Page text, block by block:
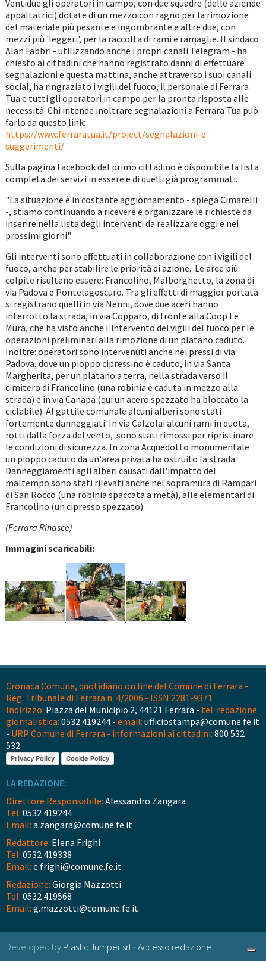
Ventidue gli operatori in campo, con due squadre (delle aziende
appaltatrici) dotate di un mezzo con ragno per la rimozione
del materiale più pesante e ingombrante e altre due, con
mezzi più 'leggeri', per la raccolta di rami e ramaglie. Il sindaco
Alan Fabbri - utilizzando anche i propri canali Telegram - ha
chiesto ai cittadini che hanno registrato danni di effettuare
segnalazioni e questa mattina, anche attraverso i suoi canali
social, ha ringraziato i vigili del fuoco, il personale di Ferrara
Tua e tutti gli operatori in campo per la pronta risposta alle
necessità. Chi intende inoltrare segnalazioni a Ferrara Tua può
farlo da questo link:
https://www.ferraratua.it/project/segnalazioni-e-
suggerimenti/
Sulla pagina Facebook del primo cittadino è disponibile la lista
completa dei servizi in essere e di quelli già programmati.
"La situazione è in costante aggiornamento - spiega Cimarelli
-, stiamo continuando a ricevere e organizzare le richieste da
inserire nella lista degli interventi da realizzare oggi e nei
prossimi giorni".
Gli interventi sono effettuati in collaborazione con i vigili del
fuoco, anche per stabilire le priorità di azione. Le aree più
colpite risultano essere: Francolino, Malborghetto, la zona di
via Padova e Pontelagoscuro. Tra gli effetti di maggior portata
si registrano quelli in via Nenni, dove due aceri hanno
interrotto la strada, in via Copparo, di fronte alla Coop Le
Mura, che ha visto anche l'intervento dei vigili del fuoco per le
operazioni preliminari alla rimozione di un platano caduto.
Inoltre: operatori sono intervenuti anche nei pressi di via
Padova, dove un pioppo cipressino è caduto, in via Santa
Margherita, per un platano a terra, nella strada verso il
cimitero di Francolino (una robinia è caduta in mezzo alla
strada) e in via Canapa (qui un acero spezzato ha bloccato la
ciclabile). Al gattile comunale alcuni alberi sono stati
fortemente danneggiati. In via Calzolai alcuni rami in quota,
rotti dalla forza del vento, sono stati rimossi per ripristinare
le condizioni di sicurezza. In zona Acquedotto monumentale
un pioppo caduto da un'area privata ha ostruito la strada.
Danneggiamenti agli alberi causati dall'impatto del
maltempo sono stati rilevati anche nel sopramura di Rampari
di San Rocco (una robinia spaccata a metà), alle elementari di
Francolino (un cipresso spezzato).
(Ferrara Rinasce)
Immagini scaricabili:
Cronaca Comune, quotidiano on line del Comune di Ferrara -
Reg. Tribunale di Ferrara n. 4/2006 - ISSN 2281-9371
Indirizzo: Piazza del Municipio 2, 44121 Ferrara - tel. redazione
giornalistica: 0532 419244 - email: ufficiostampa@comune.fe.it
- URP Comune di Ferrara - informazioni ai cittadini: 800 532
532
Privacy Policy Cookie Policy
LA REDAZIONE:
Direttore Responsabile: Alessandro Zangara
Tel: 0532 419244
Email: a.zangara@comune.fe.it
Redattore: Elena Frighi
Tel: 0532 419338
Email: e.frighi@comune.fe.it
Redazione: Giorgia Mazzotti
Tel: 0532 419568
Email: g.mazzotti@comune.fe.it
Developed by Plastic Jumper srl - Accesso redazione